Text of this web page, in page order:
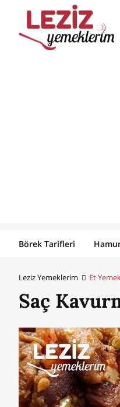
Börek Tarifleri
Leziz Yemeklerim Et
Saç